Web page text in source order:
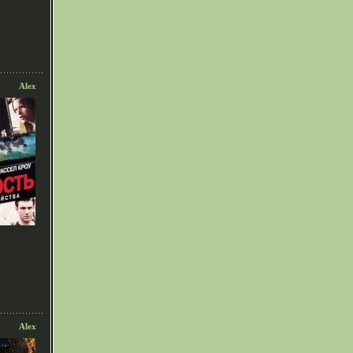
Alex
Alex